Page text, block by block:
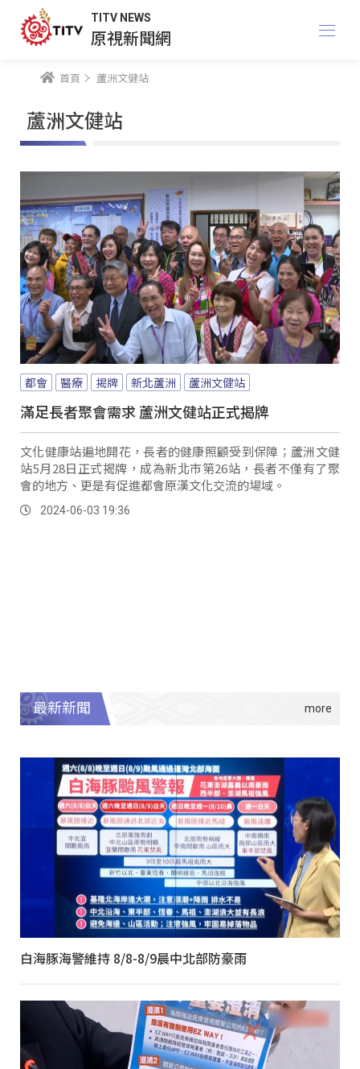
TITV NEWS
原視新聞網
首頁 蘆洲文健站
蘆洲文健站
都會 醫療 揭牌 新北蘆洲 蘆洲文健站
滿足長者聚會需求 蘆洲文健站正式揭牌
文化健康站遍地開花，長者的健康照顧受到保障；蘆洲文健
站5月28日正式揭牌，成為新北市第26站，長者不僅有了聚
會的地方、更是有促進都會原漢文化交流的場域。
2024-06-03 19:36
最新新聞
白海豚海警維持 8/8-8/9晨中北部防豪雨